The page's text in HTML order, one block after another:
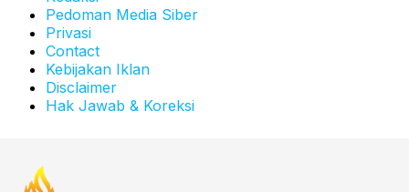
Pedoman Media Siber
Privasi
Contact
Kebijakan Iklan
Disclaimer
Hak Jawab & Koreksi